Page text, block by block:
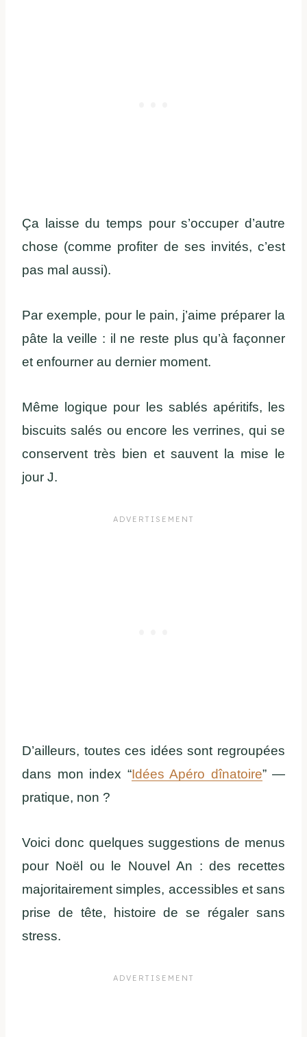
Ça laisse du temps pour s’occuper d’autre
chose (comme profiter de ses invités, c’est
pas mal aussi).
Par exemple, pour le pain, j’aime préparer la
pâte la veille : il ne reste plus qu’à façonner
et enfourner au dernier moment.
Même logique pour les sablés apéritifs, les
biscuits salés ou encore les verrines, qui se
conservent très bien et sauvent la mise le
jour J.
D’ailleurs, toutes ces idées sont regroupées
dans mon index “Idées Apéro dînatoire” —
pratique, non ?
Voici donc quelques suggestions de menus
pour Noël ou le Nouvel An : des recettes
majoritairement simples, accessibles et sans
prise de tête, histoire de se régaler sans
stress.